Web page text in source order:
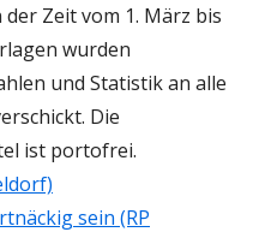
Zeit vom 1. März bis
wurden
und Statistik an alle
Die
ist portofrei.
sein (RP